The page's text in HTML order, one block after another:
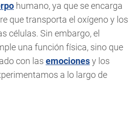
humano, ya que se encarga
que transporta el oxígeno y los
células. Sin embargo, el
una función física, sino que
con las emocionesy los
a lo largo de